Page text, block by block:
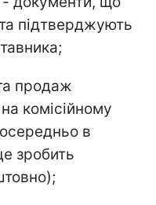
підтверджують
продаж
комісійному
в
зробить